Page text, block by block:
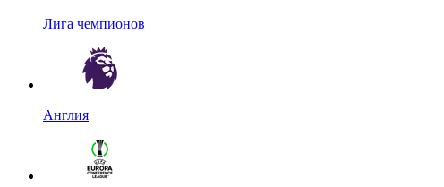
Лига чемпионов
Англия